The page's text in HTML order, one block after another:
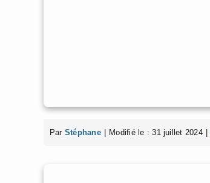
Par Stéphane Modifié le : 31 juillet 2024